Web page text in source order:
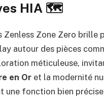
HIA 🗺️
Zenless Zone Zero
autour des pièces
méticuleuse,
en Or et la modernité
une fonction bien